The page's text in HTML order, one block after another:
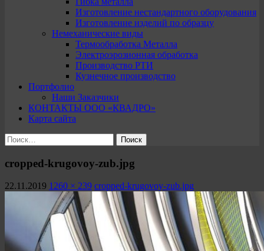
Изготовление нестандартного оборудования
Изготовление изделий по образцу
Немеханические виды
Термообработка Металла
Электроэрозионная обработка
Производство РТИ
Кузнечное производство
Портфолио
Наши Заказчики
КОНТАКТЫ ООО «КВАДРО»
Карта сайта
Найти:
cropped-krugovoy-zub.jpg
22.11.2019 1260 × 239 cropped-krugovoy-zub.jpg